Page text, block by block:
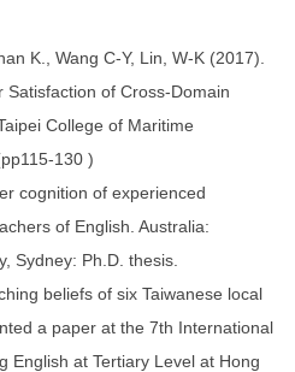
K., Wang C-Y, Lin, W-K (2017).
Satisfaction of Cross-Domain
College of Maritime
130 )
cognition of experienced
of English. Australia:
Sydney: Ph.D. thesis.
beliefs of six Taiwanese local
a paper at the 7th International
English at Tertiary Level at Hong